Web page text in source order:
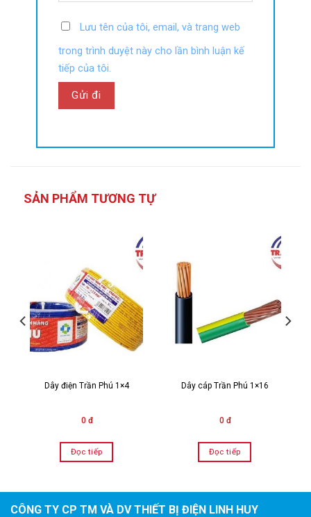
Lưu tên của tôi, email, và trang web
trong trình duyệt này cho lần bình luận kế
tiếp của tôi.
SẢN PHẨM TƯƠNG TỰ
Dây điện Trần Phú 1×4
0 đ
Đọc tiếp
Dây cáp Trần Phú 1×16
0 đ
Đọc tiếp
CÔNG TY CP TM VÀ DV THIẾT BỊ ĐIỆN LINH HUY